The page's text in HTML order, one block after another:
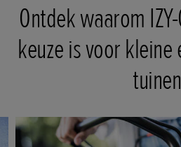
Ontdek waarom
keuze is voor
tuinen